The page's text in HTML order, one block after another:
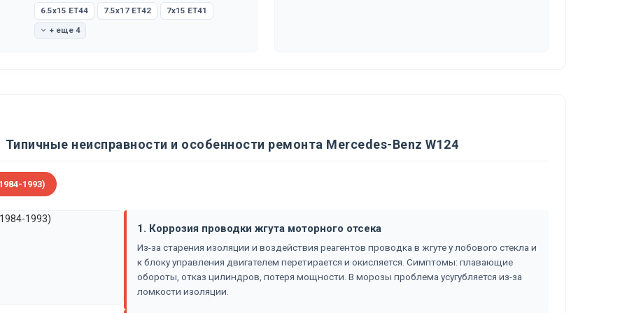
6.5x15 ET44 7.5x17 ET42 7x15 ET41
+ еще 4
Типичные неисправности и особенности ремонта Mercedes-Benz W124
1993)
1. Коррозия проводки жгута моторного отсека
Из-за старения изоляции и воздействия реагентов проводка в жгуте у лобового стекла и
к блоку управления двигателем перетирается и окисляется. Симптомы: плавающие
обороты, отказ цилиндров, потеря мощности. В морозы проблема усугубляется из-за
ломкости изоляции.